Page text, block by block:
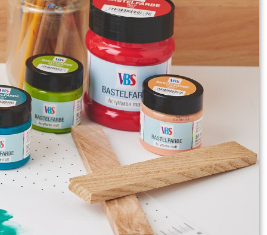
aus Bastelklötzchen
oder andere Sachen